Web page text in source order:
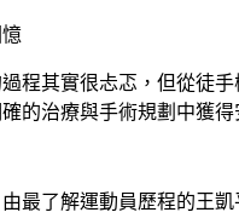
程其實很忐忑，但從徒
的治療與手術規劃中獲得
最了解運動員歷程的王